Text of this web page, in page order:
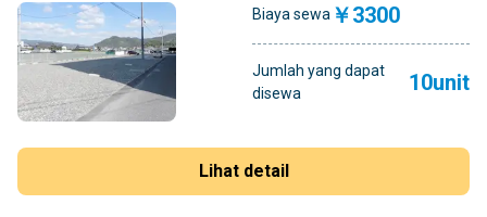
Biaya sewa ￥3300
Jumlah yang dapat
disewa
10unit
Lihat detail